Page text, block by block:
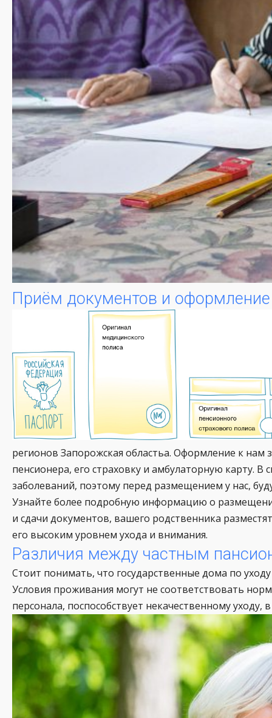
Приём документов и
регионов Запорожская областьа. Оформление к
пенсионера, его страховку и амбулаторную карту.
заболеваний, поэтому перед размещением у нас,
Узнайте более подробную информацию о
и сдачи документов, вашего родственника
его высоким уровнем ухода и внимания.
Различия между частным
Стоит понимать, что государственные дома по
Условия проживания могут не соответствовать
персонала, поспособствует некачественному